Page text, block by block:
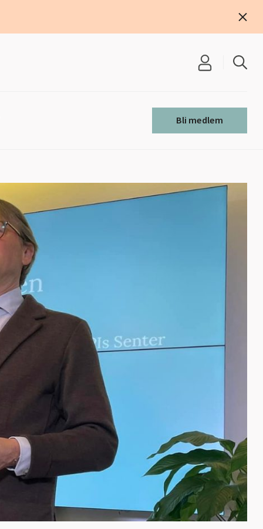
Bli medlem